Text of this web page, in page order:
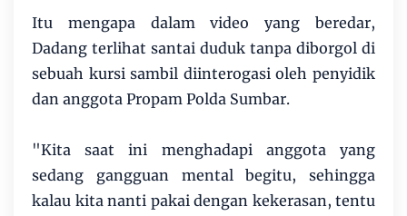
Itu mengapa dalam video yang beredar,
Dadang terlihat santai duduk tanpa diborgol di
sebuah kursi sambil diinterogasi oleh penyidik
dan anggota Propam Polda Sumbar.
"Kita saat ini menghadapi anggota yang
sedang gangguan mental begitu, sehingga
kalau kita nanti pakai dengan kekerasan, tentu